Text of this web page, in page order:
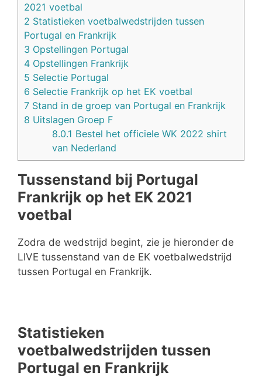
2021 voetbal
2 Statistieken voetbalwedstrijden tussen
Portugal en Frankrijk
3 Opstellingen Portugal
4 Opstellingen Frankrijk
5 Selectie Portugal
6 Selectie Frankrijk op het EK voetbal
7 Stand in de groep van Portugal en Frankrijk
8 Uitslagen Groep F
8.0.1 Bestel het officiele WK 2022 shirt
van Nederland
Tussenstand bij Portugal
Frankrijk op het EK 2021
voetbal
Zodra de wedstrijd begint, zie je hieronder de
LIVE tussenstand van de EK voetbalwedstrijd
tussen Portugal en Frankrijk.
Statistieken
voetbalwedstrijden tussen
Portugal en Frankrijk